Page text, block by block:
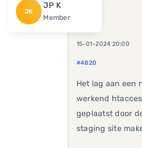
JK
JP K
Member
15-01-2024 20:00
#4820
Het lag aan een
werkend
geplaatst door
staging site